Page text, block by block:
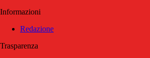
Informazioni
Redazione
Trasparenza